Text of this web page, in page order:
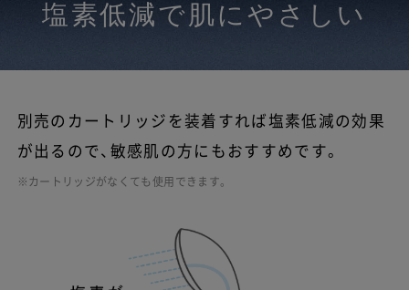
塩素低減で肌にやさしい
別売のカートリッジを装着すれば塩素低減の効果
が出るので、敏感肌の方にもおすすめです。
※カートリッジがなくても使用できます。